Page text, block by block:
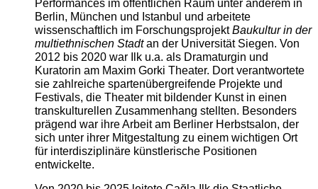
Performances im öffentlichen Raum unter anderem in
Berlin, München und Istanbul und arbeitete
wissenschaftlich im ForschungsprojektBaukultur in der
multiethnischen Stadtan der Universität Siegen. Von
2012 bis 2020 war Ilk u.a. als Dramaturgin und
Kuratorin am Maxim Gorki Theater. Dort verantwortete
sie zahlreiche spartenübergreifende Projekte und
Festivals, die Theater mit bildender Kunst in einen
transkulturellen Zusammenhang stellten. Besonders
prägend war ihre Arbeit am Berliner Herbstsalon, der
sich unter ihrer Mitgestaltung zu einem wichtigen Ort
für interdisziplinäre künstlerische Positionen
entwickelte.